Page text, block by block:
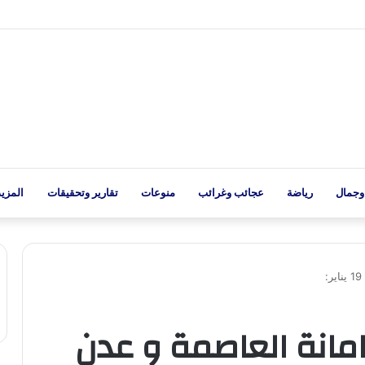
رياضة عجائب وغرائب منوعات تقارير وتحقيقات
العاصمة و عدن